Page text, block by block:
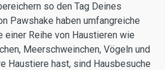
so den Tag Deines
Pawshake haben umfangreiche
einer Reihe von Haustieren wie
Meerschweinchen, Vögeln und
Haustiere hast, sind Hausbesuche